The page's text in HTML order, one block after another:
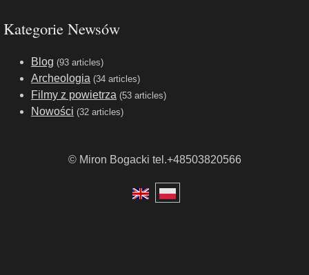
Kategorie Newsów
Blog (93 articles)
Archeologia (34 articles)
Filmy z powietrza (53 articles)
Nowości (32 articles)
© Miron Bogacki tel.+48503820566